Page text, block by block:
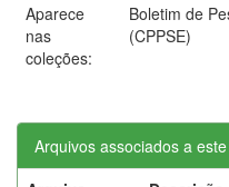
Aparece
nas
coleções:
Boletim de
(CPPSE)
Arquivos associados a